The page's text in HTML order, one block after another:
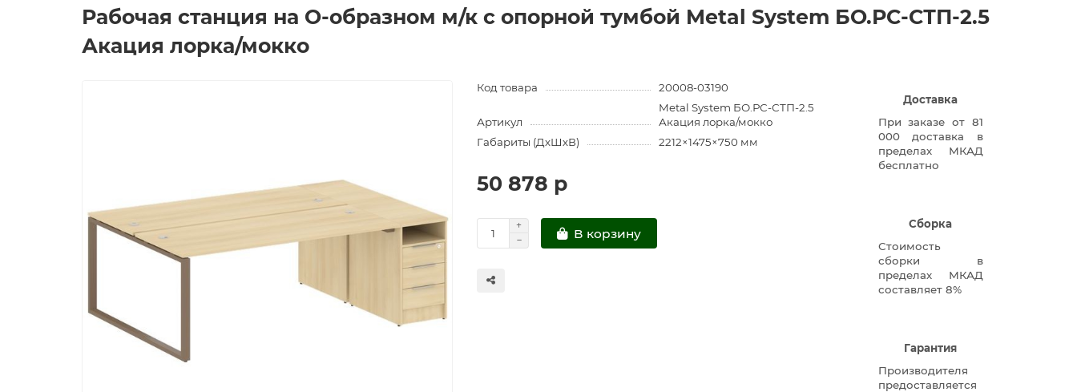
Рабочая станция на О-образном м/к с опорной тумбой Metal System БО.РС-СТП-2.5
Акация лорка/мокко
Код товара 20008-03190
Артикул
Metal System БО.РС-СТП-2.5
Акация лорка/мокко
Габариты (ДхШхВ)
2212×1475×750 мм
50 878 р
В корзину
Доставка
При заказе от 81
000 доставка в
пределах МКАД
бесплатно
Сборка
Стоимость
сборки в
пределах МКАД
составляет 8%
Гарантия
Производителя
предоставляется